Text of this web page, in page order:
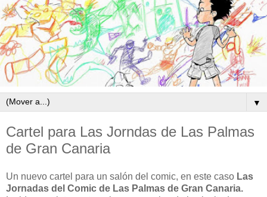
▼
Cartel para Las Jorndas de Las Palmas
de Gran Canaria
Un nuevo cartel para un salón del comic, en este caso Las
Jornadas del Comic de Las Palmas de Gran Canaria.